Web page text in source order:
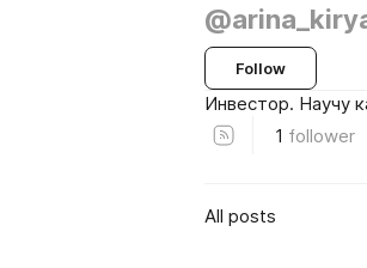
Follow
Инвестор. Научу
1 follower
All posts